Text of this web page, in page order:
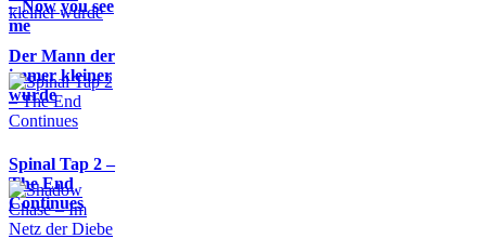
– Now you see
me
Der Mann der
immer kleiner
wurde
Spinal Tap 2 –
The End
Continues